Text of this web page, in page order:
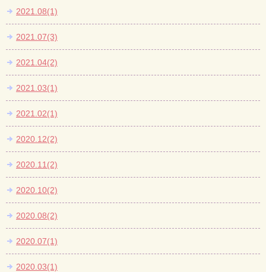
2021.08(1)
2021.07(3)
2021.04(2)
2021.03(1)
2021.02(1)
2020.12(2)
2020.11(2)
2020.10(2)
2020.08(2)
2020.07(1)
2020.03(1)